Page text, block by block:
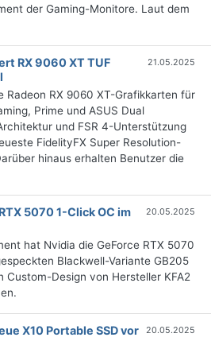
der Gaming-Monitore. Laut dem
RX 9060 XT TUF
21.05.2025
Radeon RX 9060 XT-Grafikkarten für
Prime und ASUS Dual
und FSR 4-Unterstützung
FidelityFX Super Resolution-
hinaus erhalten Benutzer die
5070 1-Click OC im
20.05.2025
hat Nvidia die GeForce RTX 5070
Blackwell-Variante GB205
Custom-Design von Hersteller KFA2
X10 Portable SSD vor 20.05.2025